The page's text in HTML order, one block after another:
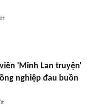
'Minh Lan truyện'
nghiệp đau buồn